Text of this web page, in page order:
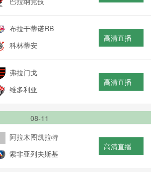
布拉干蒂诺RB
科林蒂安
高清直播
弗拉门戈
维多利亚
高清直播
08-11
阿拉木图凯拉特
索非亚列夫斯基
高清直播